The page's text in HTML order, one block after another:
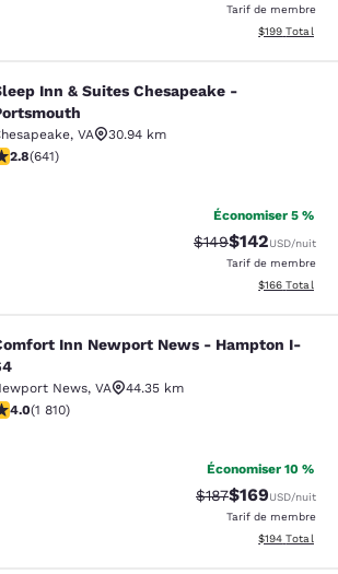
Tarif de membre
Afficher les
$199 Total
& Suites Chesapeake -
Inn & Suites Chesapeake -
, VA
30.94 km
étoiles. Moyen. 641 commentaires
2.8(641)
Économiser 5 %
Tarif barré :
$149Tarif réduit :
$142USD/nuit
Tarif de membre
Afficher les
$166 Total
Newport News -
Inn Newport News - Hampton I-
News, VA
44.35 km
étoiles. Très bon. 1810 commentaires
4.0(1 810)
Économiser 10 %
Tarif barré :
$187Tarif réduit :
$169USD/nuit
Tarif de membre
Afficher les
$194 Total